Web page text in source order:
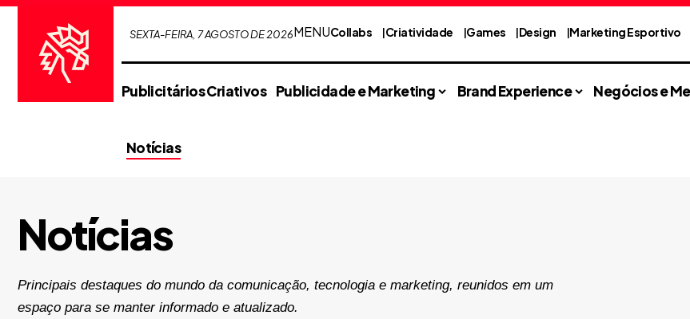
SEXTA-FEIRA, 7 AGOSTO DE 2026MENUCollabs Criatividade Games Design Marketing Esportivo
Publicitários Criativos Publicidade e Marketing Brand Experience Negócios e
Notícias
Notícias
Principais destaques do mundo da comunicação, tecnologia e marketing, reunidos em um
espaço para se manter informado e atualizado.